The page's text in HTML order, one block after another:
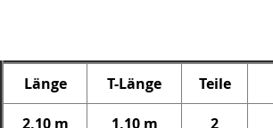
Länge T-Länge Teile
2,10 m 1,10 m 2